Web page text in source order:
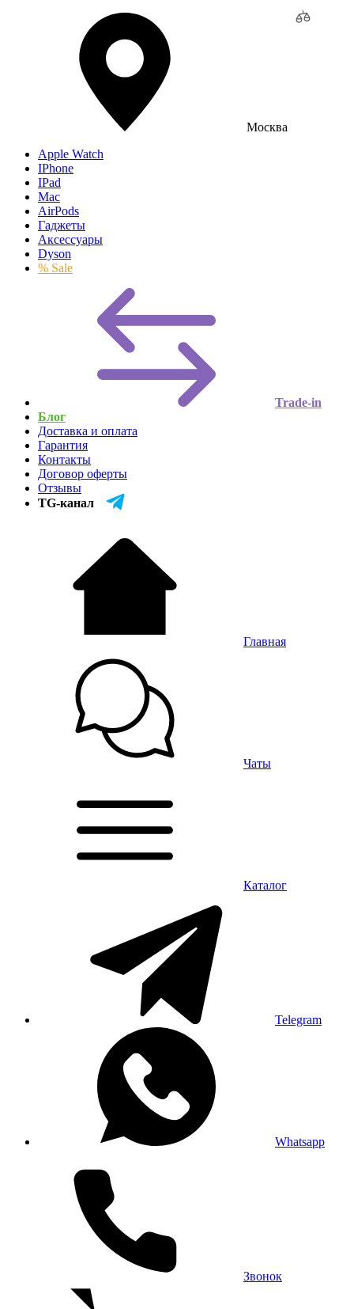
Москва
Apple Watch
IPhone
IPad
Mac
AirPods
Гаджеты
Аксессуары
Dyson
% Sale
Trade-in
Блог
Доставка и оплата
Гарантия
Контакты
Договор оферты
Отзывы
TG-канал
Главная
Чаты
Каталог
Telegram
Whatsapp
Звонок